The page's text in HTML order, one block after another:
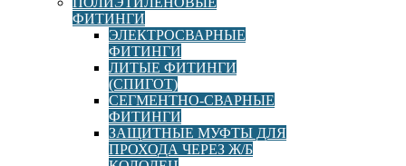
ФИТИНГИ
ЭЛЕКТРОСВАРНЫЕ
ФИТИНГИ
ЛИТЫЕ ФИТИНГИ
(СПИГОТ)
СЕГМЕНТНО-СВАРНЫЕ
ФИТИНГИ
ЗАЩИТНЫЕ МУФТЫ ДЛЯ
ПРОХОДА ЧЕРЕЗ Ж/Б
Производитель
Страна Россия
Диаметр, мм 315